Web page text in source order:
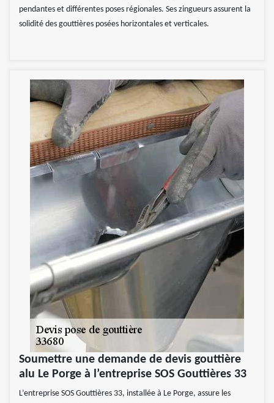
pendantes et différentes poses régionales. Ses zingueurs assurent la
solidité des gouttières posées horizontales et verticales.
Soumettre une demande de devis gouttière
alu Le Porge à l’entreprise SOS Gouttières 33
L’entreprise SOS Gouttières 33, installée à Le Porge, assure les